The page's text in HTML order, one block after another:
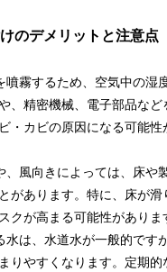
のデメリットと注意点
噴霧するため、空気中の湿
、精密機械、電子部品など
・カビの原因になる可能性
、風向きによっては、床や
があります。特に、床が滑
クが高まる可能性がありま
水は、水道水が一般的です
りやすくなります。定期的